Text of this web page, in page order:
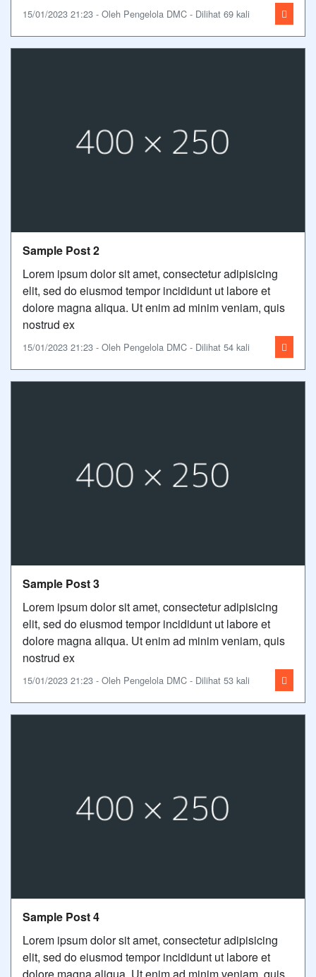
15/01/2023 21:23 - Oleh Pengelola DMC - Dilihat 69 kali
Sample Post 2
Lorem ipsum dolor sit amet, consectetur adipisicing
elit, sed do eiusmod tempor incididunt ut labore et
dolore magna aliqua. Ut enim ad minim veniam, quis
nostrud ex
15/01/2023 21:23 - Oleh Pengelola DMC - Dilihat 54 kali
Sample Post 3
Lorem ipsum dolor sit amet, consectetur adipisicing
elit, sed do eiusmod tempor incididunt ut labore et
dolore magna aliqua. Ut enim ad minim veniam, quis
nostrud ex
15/01/2023 21:23 - Oleh Pengelola DMC - Dilihat 53 kali
Sample Post 4
Lorem ipsum dolor sit amet, consectetur adipisicing
elit, sed do eiusmod tempor incididunt ut labore et